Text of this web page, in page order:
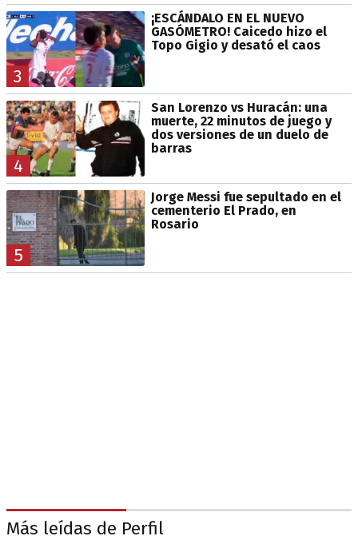
3
¡ESCÁNDALO EN EL NUEVO
GASÓMETRO! Caicedo hizo el
Topo Gigio y desató el caos
4
San Lorenzo vs Huracán: una
muerte, 22 minutos de juego y
dos versiones de un duelo de
barras
5
Jorge Messi fue sepultado en el
cementerio El Prado, en
Rosario
Más leídas de Perfil